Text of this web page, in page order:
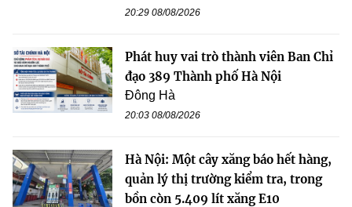
20:29 08/08/2026
Phát huy vai trò thành viên Ban Chỉ
đạo 389 Thành phố Hà Nội
Đông Hà
20:03 08/08/2026
Hà Nội: Một cây xăng báo hết hàng,
quản lý thị trường kiểm tra, trong
bồn còn 5.409 lít xăng E10